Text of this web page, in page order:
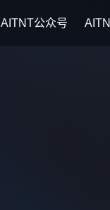
AITNT公众号